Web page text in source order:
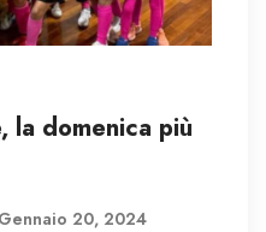
la domenica più
Gennaio 20, 2024